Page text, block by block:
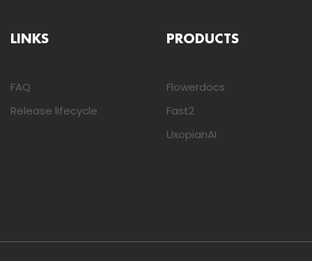
LINKS
FAQ
Release lifecycle
PRODUCTS
Flowerdocs
Fast2
UxopianAI